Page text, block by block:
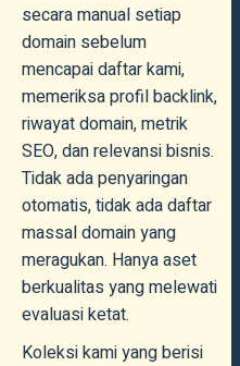
secara manual setiap
domain sebelum
mencapai daftar kami,
memeriksa profil backlink,
riwayat domain, metrik
SEO, dan relevansi bisnis.
Tidak ada penyaringan
otomatis, tidak ada daftar
massal domain yang
meragukan. Hanya aset
berkualitas yang melewati
evaluasi ketat.
Koleksi kami yang berisi